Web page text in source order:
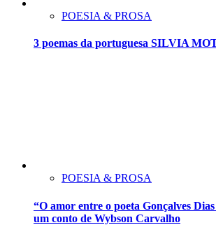
POESIA & PROSA
3 poemas da portuguesa SILVIA
POESIA & PROSA
“O amor entre o poeta Gonçalves
um conto de Wybson Carvalho